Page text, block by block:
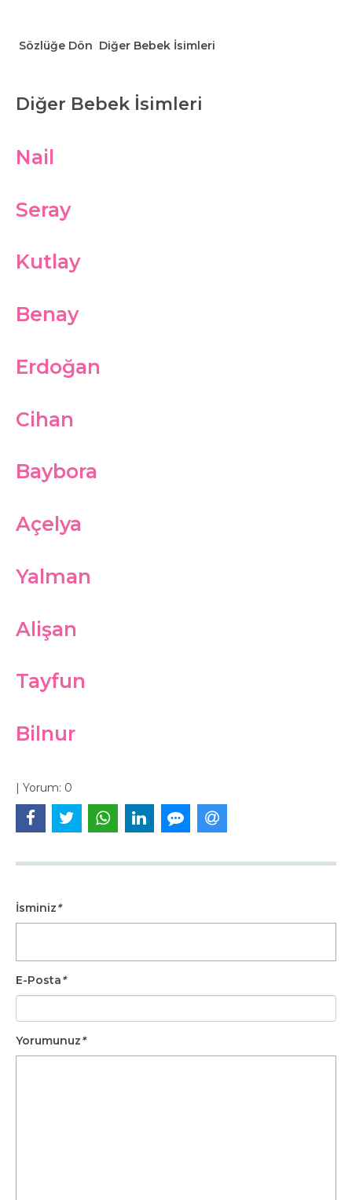
Sözlüğe Dön Diğer Bebek İsimleri
Diğer Bebek İsimleri
Nail
Seray
Kutlay
Benay
Erdoğan
Cihan
Baybora
Açelya
Yalman
Alişan
Tayfun
Bilnur
| Yorum: 0
İsminiz*
E-Posta*
Yorumunuz*